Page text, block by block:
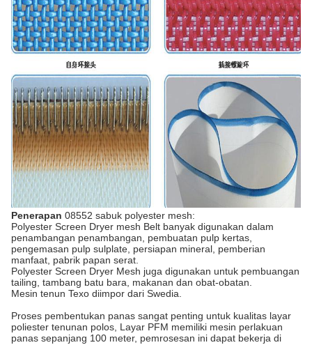
Penerapan 08552 sabuk polyester mesh:
Polyester Screen Dryer mesh Belt banyak digunakan dalam
penambangan penambangan, pembuatan pulp kertas,
pengemasan pulp sulplate, persiapan mineral, pemberian
manfaat, pabrik papan serat.
Polyester Screen Dryer Mesh juga digunakan untuk pembuangan
tailing, tambang batu bara, makanan dan obat-obatan.
Mesin tenun Texo diimpor dari Swedia.
Proses pembentukan panas sangat penting untuk kualitas layar
poliester tenunan polos, Layar PFM memiliki mesin perlakuan
panas sepanjang 100 meter, pemrosesan ini dapat bekerja di